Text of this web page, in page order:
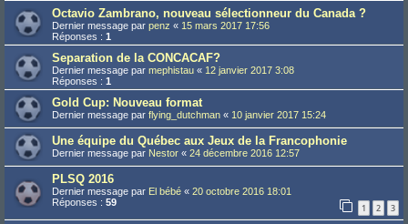
Octavio Zambrano, nouveau sélectionneur du Canada ?
Dernier message par penz « 15 mars 2017 17:56
Réponses : 1
Separation de la CONCACAF?
Dernier message par mephistau « 12 janvier 2017 3:08
Réponses : 1
Gold Cup: Nouveau format
Dernier message par flying_dutchman « 10 janvier 2017 15:24
Une équipe du Québec aux Jeux de la Francophonie
Dernier message par Nestor « 24 décembre 2016 12:57
PLSQ 2016
Dernier message par El bébé « 20 octobre 2016 18:01
Réponses : 59 1 2 3